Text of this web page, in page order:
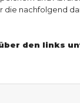
So können
Risse tiefer
an Händen
die nachfolgend
den links